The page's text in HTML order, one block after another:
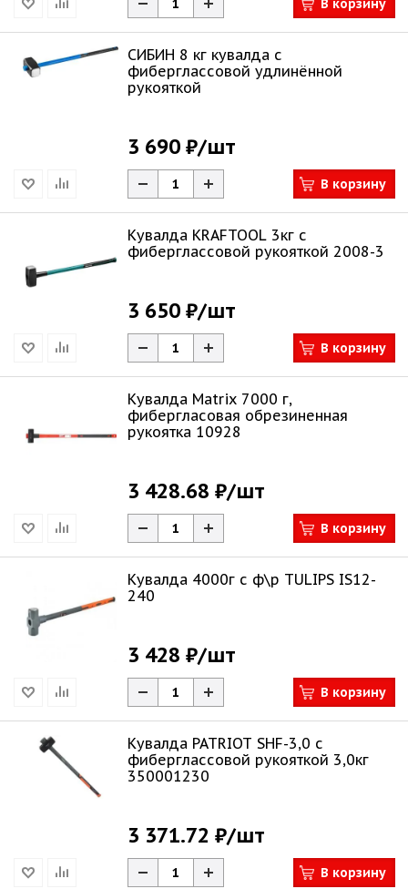
В корзину
СИБИН 8 кг кувалда с
фиберглассовой удлинённой
рукояткой
3 690 ₽/шт
В корзину
Кувалда KRAFTOOL 3кг с
фиберглассовой рукояткой 2008-3
3 650 ₽/шт
В корзину
Кувалда Matrix 7000 г,
фибергласовая обрезиненная
рукоятка 10928
3 428.68 ₽/шт
В корзину
Кувалда 4000г с ф\р TULIPS IS12-
240
3 428 ₽/шт
В корзину
Кувалда PATRIOT SHF-3,0 с
фиберглассовой рукояткой 3,0кг
350001230
3 371.72 ₽/шт
В корзину